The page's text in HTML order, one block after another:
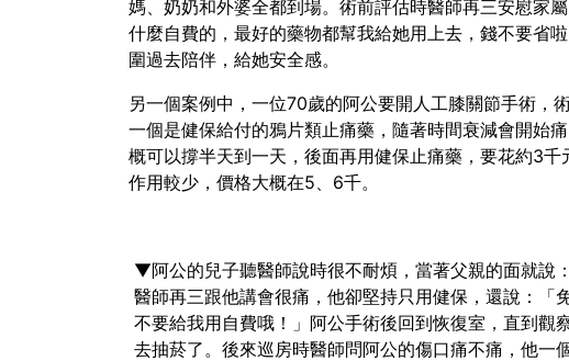
媽、奶奶和外婆全都到場。術前評估時醫師再三安慰家
什麼自費的，最好的藥物都幫我給她用上去，錢不要省
圍過去陪伴，給她安全感。
另一個案例中，一位70歲的阿公要開人工膝關節手術，
一個是健保給付的鴉片類止痛藥，隨著時間衰減會開始
概可以撐半天到一天，後面再用健保止痛藥，要花約3
作用較少，價格大概在5、6千。
▼阿公的兒子聽醫師說時很不耐煩，當著父親的面就說
醫師再三跟他講會很痛，他卻堅持只用健保，還說：「
不要給我用自費哦！」阿公手術後回到恢復室，直到觀
去抽菸了。後來巡房時醫師問阿公的傷口痛不痛，他一